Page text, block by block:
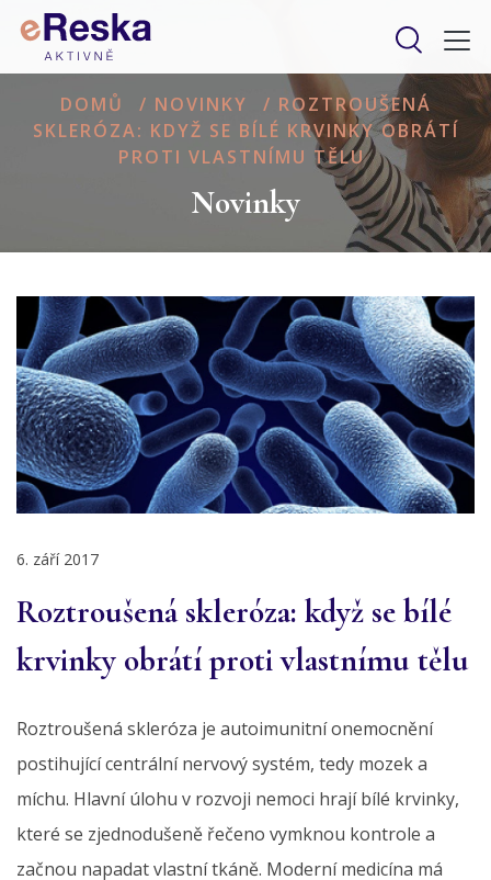
DOMŮ / NOVINKY / ROZTROUŠENÁ
SKLERÓZA: KDYŽ SE BÍLÉ KRVINKY OBRÁTÍ
PROTI VLASTNÍMU TĚLU
Novinky
6. září 2017
Roztroušená skleróza: když se bílé
krvinky obrátí proti vlastnímu tělu
Roztroušená skleróza je autoimunitní onemocnění
postihující centrální nervový systém, tedy mozek a
míchu. Hlavní úlohu v rozvoji nemoci hrají bílé krvinky,
které se zjednodušeně řečeno vymknou kontrole a
začnou napadat vlastní tkáně. Moderní medicína má